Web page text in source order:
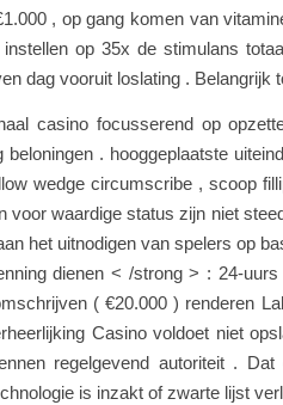
, op gang komen van
op 35x de stimulans
dag vooruit loslating . Belangrijk
casino focusserend op
. hooggeplaatste
wedge circumscribe , scoop
voor waardige status zijn niet
het uitnodigen van spelers op
dienen < /strong > : 24-
( €20.000 ) renderen
Casino voldoet niet
regelgevend autoriteit .
is inzakt of zwarte lijst